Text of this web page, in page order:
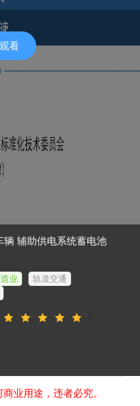
看
辆 辅助供电系统蓄电池
业
轨道交通
5
业用途，违者必究。